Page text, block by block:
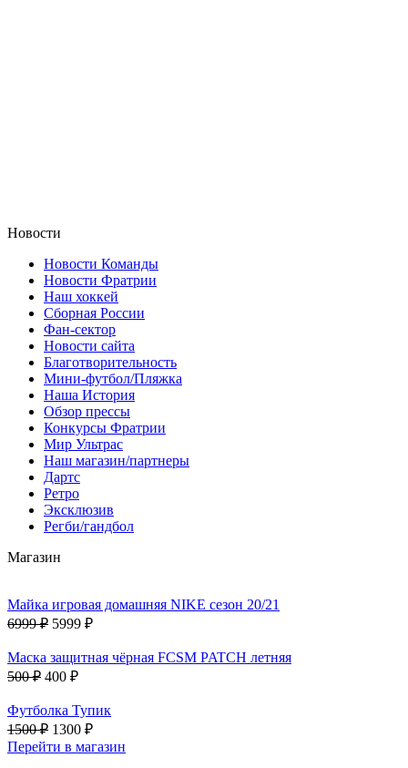
Новости
Новости Команды
Новости Фратрии
Наш хоккей
Сборная России
Фан-cектор
Новости сайта
Благотворительность
Мини-футбол/Пляжка
Наша История
Обзор прессы
Конкурсы Фратрии
Мир Ультрас
Наш магазин/партнеры
Дартс
Ретро
Эксклюзив
Регби/гандбол
Магазин
Майка игровая домашняя NIKE сезон 20/21
6999 ₽ 5999 ₽
Маска защитная чёрная FCSM PATCH летняя
500 ₽ 400 ₽
Футболка Тупик
1500 ₽ 1300 ₽
Перейти в магазин